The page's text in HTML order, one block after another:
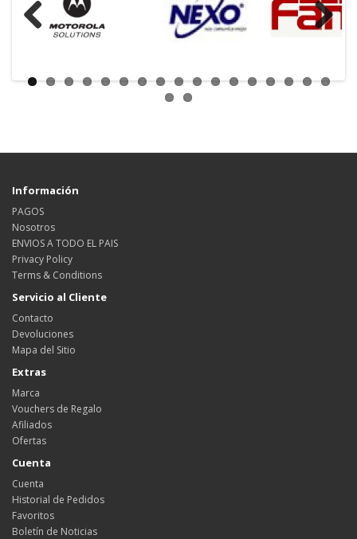
Previous
Información
PAGOS
Nosotros
ENVIOS A TODO EL PAIS
Privacy Policy
Terms & Conditions
Servicio al Cliente
Contacto
Devoluciones
Mapa del Sitio
Extras
Marca
Vouchers de Regalo
Afiliados
Ofertas
Cuenta
Cuenta
Historial de Pedidos
Favoritos
Boletín de Noticias